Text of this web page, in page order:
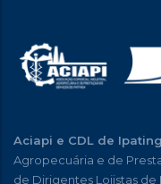
Aciapi e CDL de
Agropecuária e de
de Dirigentes Lojistas de